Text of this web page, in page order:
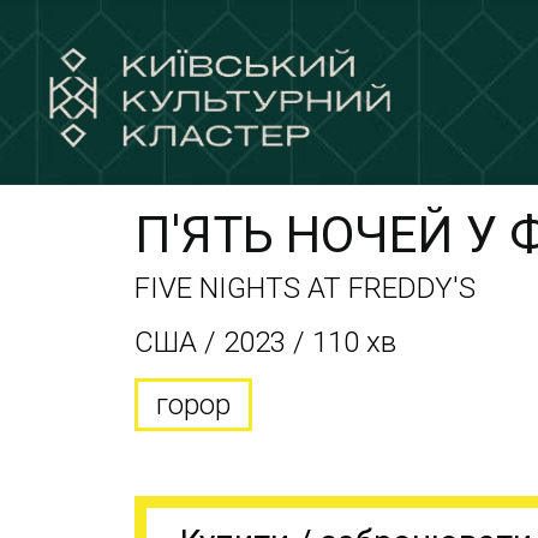
П'ЯТЬ НОЧЕЙ У
FIVE NIGHTS AT FREDDY'S
CША / 2023 / 110 хв
горор